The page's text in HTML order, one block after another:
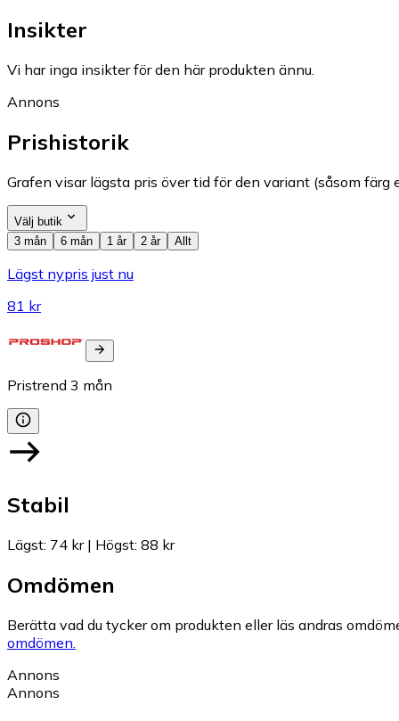
Insikter
Vi har inga insikter för den här produkten ännu.
Annons
Prishistorik
Grafen visar lägsta pris över tid för den variant (såsom
Välj butik
3 mån
6 mån 1 år 2 år Allt
Lägst nypris just nu
81 kr
Pristrend 3 mån
Stabil
Lägst: 74 kr| Högst: 88 kr
Omdömen
Berätta vad du tycker om produkten eller läs andras
omdömen.
Annons
Annons